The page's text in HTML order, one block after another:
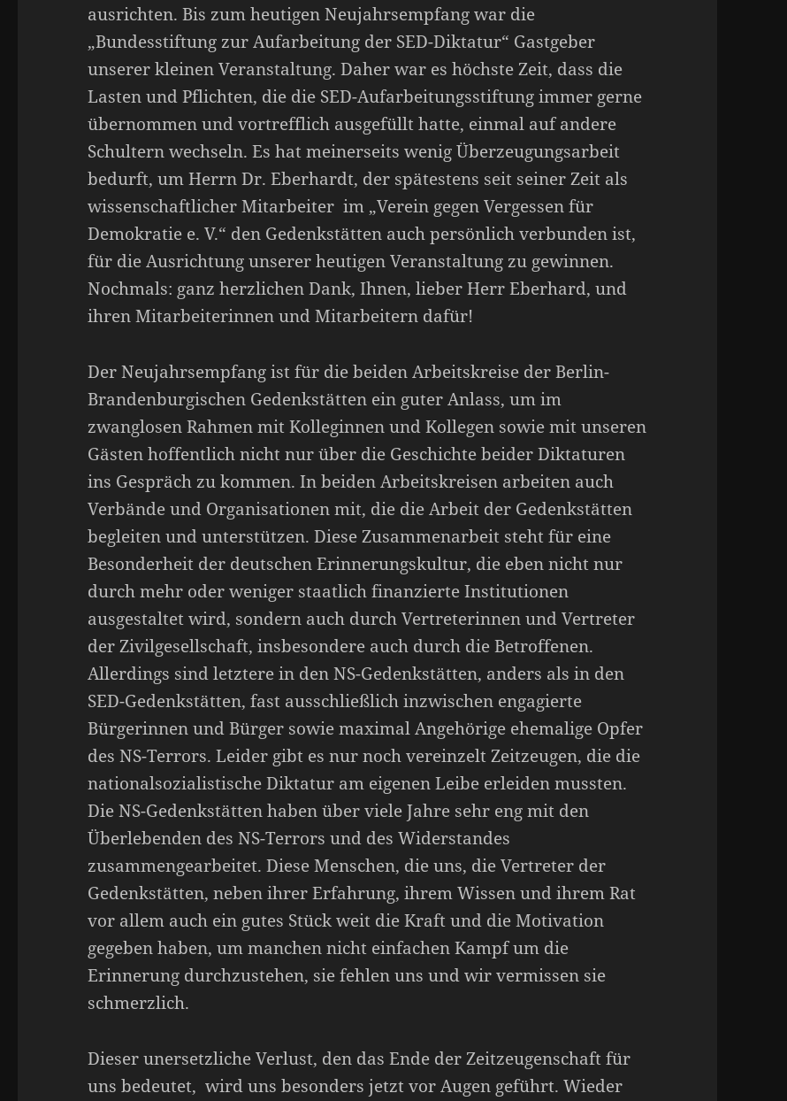
ausrichten. Bis zum heutigen Neujahrsempfang war die
„Bundesstiftung zur Aufarbeitung der SED-Diktatur“ Gastgeber
unserer kleinen Veranstaltung. Daher war es höchste Zeit, dass die
Lasten und Pflichten, die die SED-Aufarbeitungsstiftung immer gerne
übernommen und vortrefflich ausgefüllt hatte, einmal auf andere
Schultern wechseln. Es hat meinerseits wenig Überzeugungsarbeit
bedurft, um Herrn Dr. Eberhardt, der spätestens seit seiner Zeit als
wissenschaftlicher Mitarbeiter im „Verein gegen Vergessen für
Demokratie e. V.“ den Gedenkstätten auch persönlich verbunden ist,
für die Ausrichtung unserer heutigen Veranstaltung zu gewinnen.
Nochmals: ganz herzlichen Dank, Ihnen, lieber Herr Eberhard, und
ihren Mitarbeiterinnen und Mitarbeitern dafür!
Der Neujahrsempfang ist für die beiden Arbeitskreise der Berlin-
Brandenburgischen Gedenkstätten ein guter Anlass, um im
zwanglosen Rahmen mit Kolleginnen und Kollegen sowie mit unseren
Gästen hoffentlich nicht nur über die Geschichte beider Diktaturen
ins Gespräch zu kommen. In beiden Arbeitskreisen arbeiten auch
Verbände und Organisationen mit, die die Arbeit der Gedenkstätten
begleiten und unterstützen. Diese Zusammenarbeit steht für eine
Besonderheit der deutschen Erinnerungskultur, die eben nicht nur
durch mehr oder weniger staatlich finanzierte Institutionen
ausgestaltet wird, sondern auch durch Vertreterinnen und Vertreter
der Zivilgesellschaft, insbesondere auch durch die Betroffenen.
Allerdings sind letztere in den NS-Gedenkstätten, anders als in den
SED-Gedenkstätten, fast ausschließlich inzwischen engagierte
Bürgerinnen und Bürger sowie maximal Angehörige ehemalige Opfer
des NS-Terrors. Leider gibt es nur noch vereinzelt Zeitzeugen, die die
nationalsozialistische Diktatur am eigenen Leibe erleiden mussten.
Die NS-Gedenkstätten haben über viele Jahre sehr eng mit den
Überlebenden des NS-Terrors und des Widerstandes
zusammengearbeitet. Diese Menschen, die uns, die Vertreter der
Gedenkstätten, neben ihrer Erfahrung, ihrem Wissen und ihrem Rat
vor allem auch ein gutes Stück weit die Kraft und die Motivation
gegeben haben, um manchen nicht einfachen Kampf um die
Erinnerung durchzustehen, sie fehlen uns und wir vermissen sie
schmerzlich.
Dieser unersetzliche Verlust, den das Ende der Zeitzeugenschaft für
uns bedeutet, wird uns besonders jetzt vor Augen geführt. Wieder